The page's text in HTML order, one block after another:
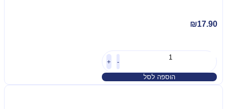
₪17.90
-
+
הוספה לסל